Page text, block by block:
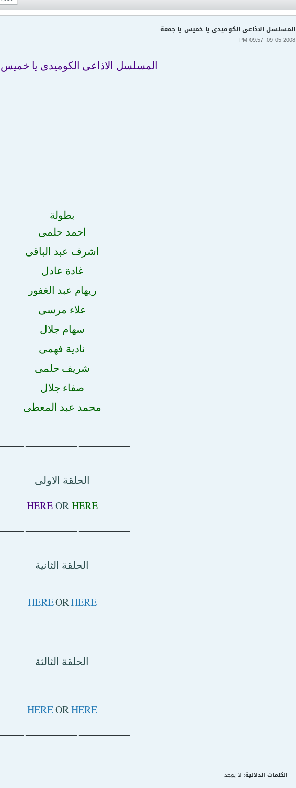
المسلسل الاذاعى الكوميدى يا خميس يا جمعة
09-05-2008, 09:57 PM
المسلسل الاذاعى الكوميدى يا
بطولة
احمد حلمى
اشرف عبد الباقى
غادة عادل
ريهام عبد الغفور
علاء مرسى
سهام جلال
نادية فهمى
شريف حلمى
صفاء جلال
محمد عبد المعطى
ــــــــــــــــــــــــــــــــــــــــــــــــــ ــــــــــــــــــــــــــــــــــــــــــــــــــ
الحلقة الاولى
HEREORHERE
ــــــــــــــــــــــــــــــــــــــــــــــــــ ــــــــــــــــــــــــــــــــــــــــــــــــــ
الحلقة الثانية
HEREORHERE
ــــــــــــــــــــــــــــــــــــــــــــــــــ ــــــــــــــــــــــــــــــــــــــــــــــــــ
الحلقة الثالثة
HEREORHERE
ــــــــــــــــــــــــــــــــــــــــــــــــــ ــــــــــــــــــــــــــــــــــــــــــــــــــ
الكلمات الدلالية: لا يوجد